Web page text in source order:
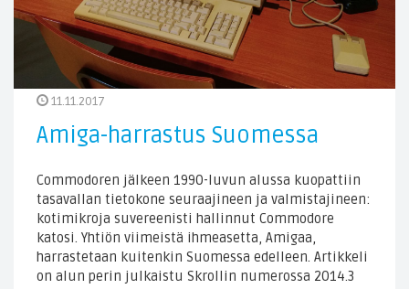
11.11.2017
Amiga-harrastus Suomessa
Commodoren jälkeen 1990-luvun alussa kuopattiin
tasavallan tietokone seuraajineen ja valmistajineen:
kotimikroja suvereenisti hallinnut Commodore
katosi. Yhtiön viimeistä ihmeasetta, Amigaa,
harrastetaan kuitenkin Suomessa edelleen. Artikkeli
on alun perin julkaistu Skrollin numerossa 2014.3